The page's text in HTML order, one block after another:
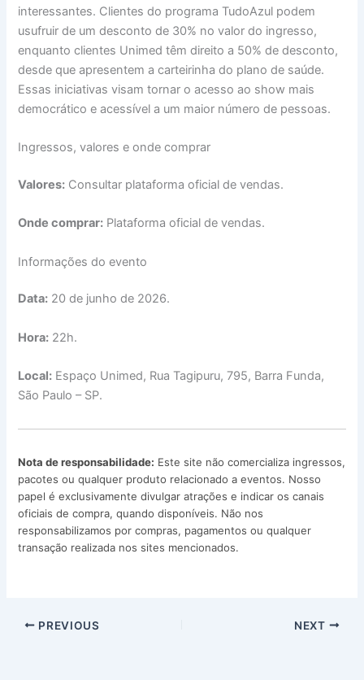
interessantes. Clientes do programa TudoAzul podem
usufruir de um desconto de 30% no valor do ingresso,
enquanto clientes Unimed têm direito a 50% de desconto,
desde que apresentem a carteirinha do plano de saúde.
Essas iniciativas visam tornar o acesso ao show mais
democrático e acessível a um maior número de pessoas.
Ingressos, valores e onde comprar
Valores: Consultar plataforma oficial de vendas.
Onde comprar: Plataforma oficial de vendas.
Informações do evento
Data: 20 de junho de 2026.
Hora: 22h.
Local: Espaço Unimed, Rua Tagipuru, 795, Barra Funda,
São Paulo – SP.
Nota de responsabilidade: Este site não comercializa ingressos,
pacotes ou qualquer produto relacionado a eventos. Nosso
papel é exclusivamente divulgar atrações e indicar os canais
oficiais de compra, quando disponíveis. Não nos
responsabilizamos por compras, pagamentos ou qualquer
transação realizada nos sites mencionados.
PREVIOUS NEXT